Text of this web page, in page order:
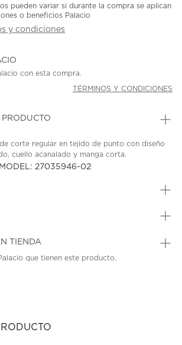
pueden variar si durante la compra se aplican
o beneficios Palacio
y condiciones
con esta compra.
TÉRMINOS Y CONDICIONES
PRODUCTO
corte regular en tejido de punto con diseño
cuello acanalado y manga corta.
MODEL: 27035946-02
TIENDA
que tienen este producto.